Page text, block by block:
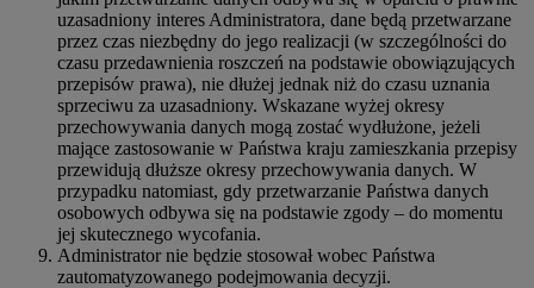
uzasadniony interes Administratora, dane będą przetwarzane
przez czas niezbędny do jego realizacji (w szczególności do
czasu przedawnienia roszczeń na podstawie obowiązujących
przepisów prawa), nie dłużej jednak niż do czasu uznania
sprzeciwu za uzasadniony. Wskazane wyżej okresy
przechowywania danych mogą zostać wydłużone, jeżeli
mające zastosowanie w Państwa kraju zamieszkania przepisy
przewidują dłuższe okresy przechowywania danych. W
przypadku natomiast, gdy przetwarzanie Państwa danych
osobowych odbywa się na podstawie zgody – do momentu
jej skutecznego wycofania.
Administrator nie będzie stosował wobec Państwa
zautomatyzowanego podejmowania decyzji.